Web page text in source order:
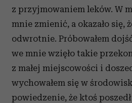
z przyjmowaniem leków. W
mnie zmienić, a okazało się,
odwrotnie. Próbowałem
we mnie wzięło takie
z małej miejscowości i
wychowałem się w
powiedzenie, że ktoś